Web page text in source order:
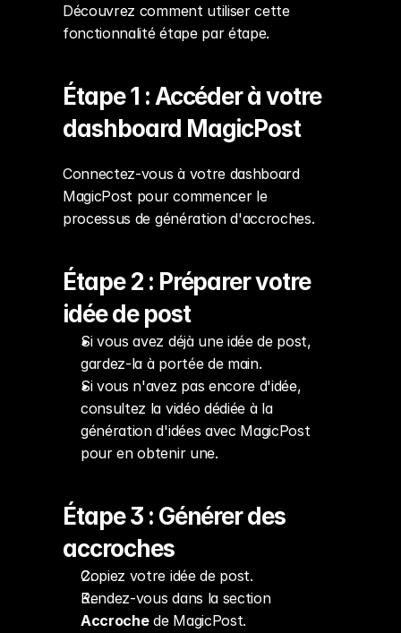
Découvrez comment utiliser cette
fonctionnalité étape par étape.
Étape 1 : Accéder à votre
dashboard MagicPost
Connectez-vous à votre dashboard
MagicPost pour commencer le
processus de génération d'accroches.
Étape 2 : Préparer votre
idée de post
Si vous avez déjà une idée de post,
gardez-la à portée de main.
Si vous n'avez pas encore d'idée,
consultez la vidéo dédiée à la
génération d'idées avec MagicPost
pour en obtenir une.
Étape 3 : Générer des
accroches
Copiez votre idée de post.
Rendez-vous dans la section
Accroche de MagicPost.